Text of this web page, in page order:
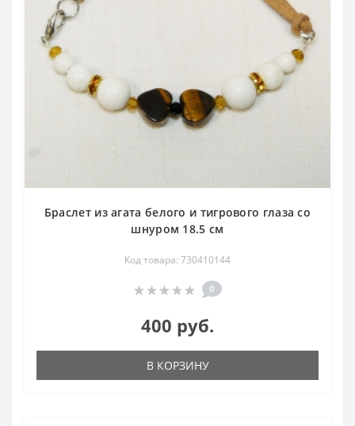
Браслет из агата белого и тигрового глаза со
шнуром 18.5 см
Код товара: 730410144
0
400 руб.
В КОРЗИНУ